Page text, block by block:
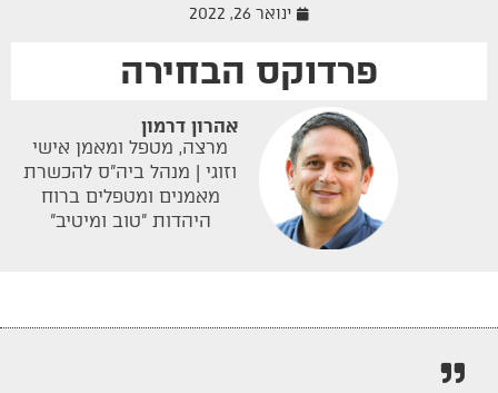
ינואר 26, 2022
פרדוקס הבחירה
אהרון דרמון
מרצה, מטפל ומאמן אישי
וזוגי | מנהל ביה"ס להכשרת
מאמנים ומטפלים ברוח
היהדות "טוב ומיטיב"